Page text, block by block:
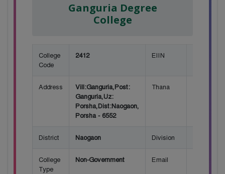
Ganguria Degree
College
College
Code
2412 EIIN
Address
Vill:Ganguria,Post:
Ganguria,Uz:
Porsha,Dist:Naogaon,
Porsha - 6552
Thana
District Naogaon Division
College
Type
Non-Government Email